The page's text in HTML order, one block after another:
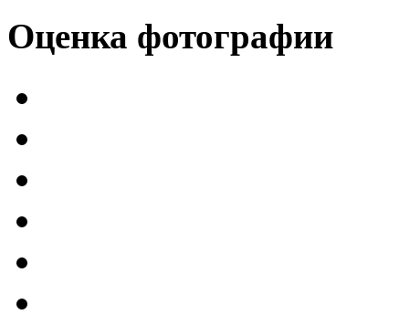
Оценка фотографии